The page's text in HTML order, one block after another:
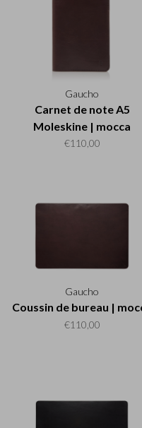
Gaucho
Carnet de note A5
Moleskine | mocca
€110,00
Gaucho
Coussin de bureau |
€110,00